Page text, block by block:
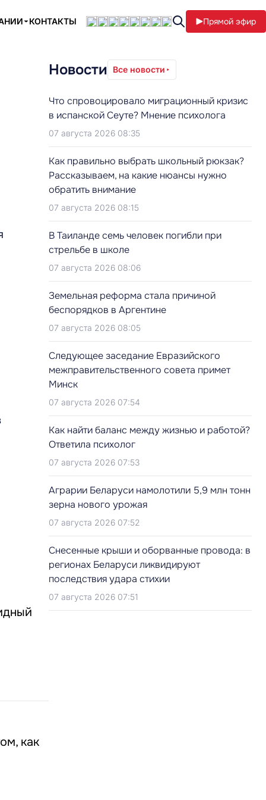
КОНТАКТЫ Прямой эфир
как
Новости Все новости
Что спровоцировало миграционный кризис
в испанской Сеуте? Мнение психолога
07 августа 2026 08:35
Как правильно выбрать школьный рюкзак?
Рассказываем, на какие нюансы нужно
обратить внимание
07 августа 2026 08:15
В Таиланде семь человек погибли при
стрельбе в школе
07 августа 2026 08:06
Земельная реформа стала причиной
беспорядков в Аргентине
07 августа 2026 08:05
Следующее заседание Евразийского
межправительственного совета примет
Минск
07 августа 2026 07:54
Как найти баланс между жизнью и работой?
Ответила психолог
07 августа 2026 07:53
Аграрии Беларуси намолотили 5,9 млн тонн
зерна нового урожая
07 августа 2026 07:52
Снесенные крыши и оборванные провода: в
регионах Беларуси ликвидируют
последствия удара стихии
07 августа 2026 07:51